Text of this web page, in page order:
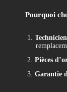
Pourquoi
1.
2. Pièces
3. Garantie